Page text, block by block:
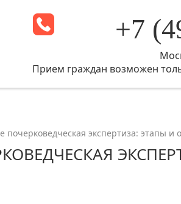
+7
Прием граждан возможен
почерковедческая экспертиза: этапы и